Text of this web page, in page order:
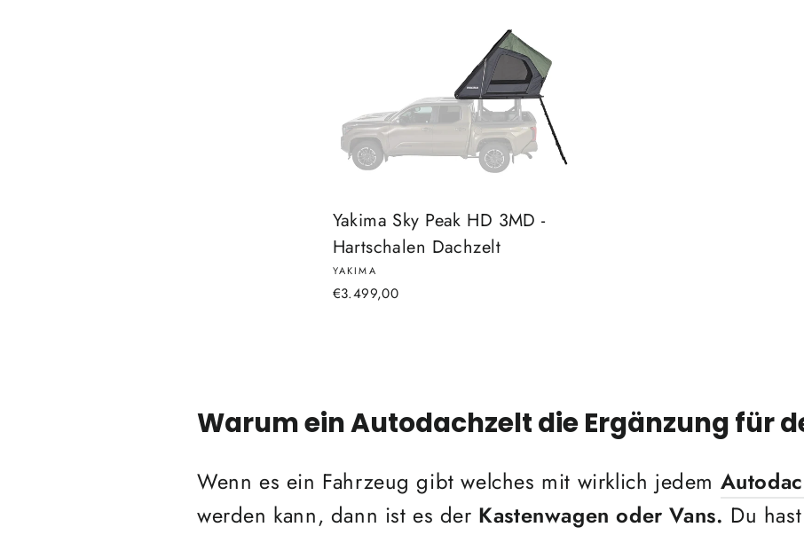
Yakima Sky Peak HD 3MD -
Hartschalen Dachzelt
YAKIMA
€3.499,00
Warum ein Autodachzelt die Ergänzung für
Wenn es ein Fahrzeug gibt welches mit wirklich jedem
werden kann, dann ist es der Kastenwagen oder Vans. Du